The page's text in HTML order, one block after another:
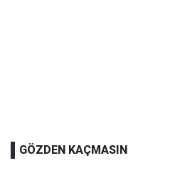
GÖZDEN KAÇMASIN